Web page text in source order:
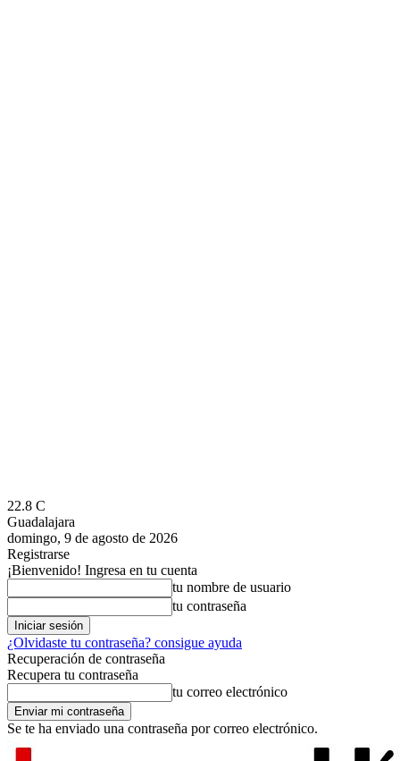
22.8 C
Guadalajara
domingo, 9 de agosto de 2026
Registrarse
¡Bienvenido! Ingresa en tu cuenta
tu nombre de usuario
tu contraseña
¿Olvidaste tu contraseña? consigue ayuda
Recuperación de contraseña
Recupera tu contraseña
tu correo electrónico
Se te ha enviado una contraseña por correo electrónico.